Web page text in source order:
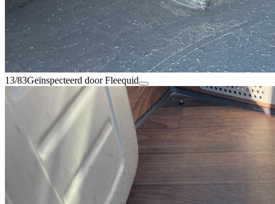
13/83Geïnspecteerd door Fleequid